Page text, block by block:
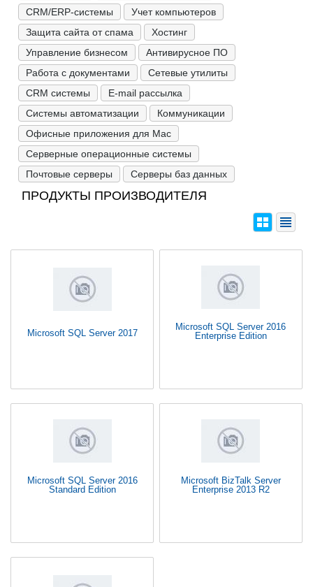
CRM/ERP-системы
Учет компьютеров
Защита сайта от спама
Хостинг
Управление бизнесом
Антивирусное ПО
Работа с документами
Сетевые утилиты
CRM системы
E-mail рассылка
Системы автоматизации
Коммуникации
Офисные приложения для Mac
Серверные операционные системы
Почтовые серверы
Серверы баз данных
ПРОДУКТЫ ПРОИЗВОДИТЕЛЯ
Microsoft SQL Server 2017
Microsoft SQL Server 2016
Enterprise Edition
Microsoft SQL Server 2016
Standard Edition
Microsoft BizTalk Server
Enterprise 2013 R2